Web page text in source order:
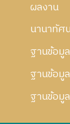
ผลงาน
นานาทัศ
ฐานข้อมู
ฐานข้อมู
ฐานข้อมู